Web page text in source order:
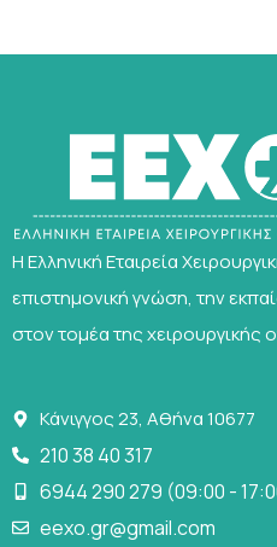
Η Ελληνική Εταιρεία
επιστημονική γνώση, την
στον τομέα της χειρουργικής
Κάνιγγος 23, Αθήνα 10677
210 38 40 317
6944 290 279 (09:00 -
eexo.gr@gmail.com